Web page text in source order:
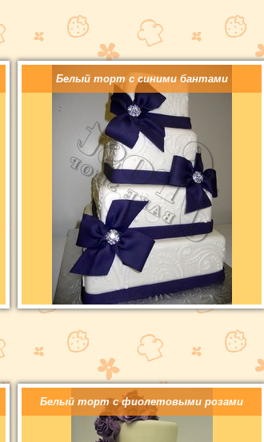
Белый торт с синими бантами
Белый торт с фиолетовыми розами